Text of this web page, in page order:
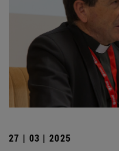
27 | 03 | 2025